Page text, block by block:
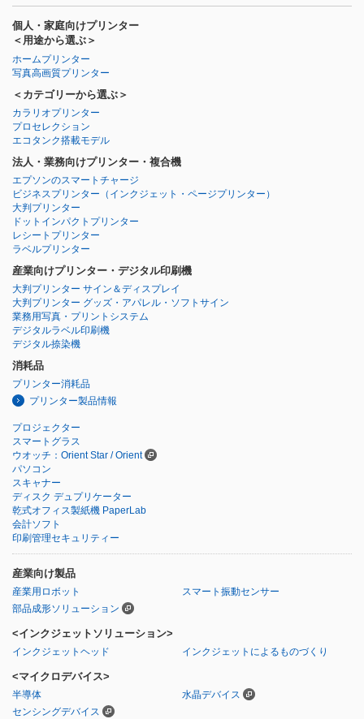
個人・家庭向けプリンター
＜用途から選ぶ＞
ホームプリンター
写真高画質プリンター
＜カテゴリーから選ぶ＞
カラリオプリンター
プロセレクション
エコタンク搭載モデル
法人・業務向けプリンター・複合機
エプソンのスマートチャージ
ビジネスプリンター （インクジェット・ページプリンター）
大判プリンター
ドットインパクトプリンター
レシートプリンター
ラベルプリンター
産業向けプリンター・デジタル印刷機
大判プリンター サイン＆ディスプレイ
大判プリンター グッズ・アパレル・ソフトサイン
業務用写真・プリントシステム
デジタルラベル印刷機
デジタル捺染機
消耗品
プリンター消耗品
プリンター製品情報
プロジェクター
スマートグラス
ウオッチ：Orient Star / Orient
パソコン
スキャナー
ディスク デュプリケーター
乾式オフィス製紙機 PaperLab
会計ソフト
印刷管理セキュリティー
産業向け製品
産業用ロボット
スマート振動センサー
部品成形ソリューション
<インクジェットソリューション>
インクジェットヘッド インクジェットによるものづくり
<マイクロデバイス>
半導体
水晶デバイス
センシングデバイス